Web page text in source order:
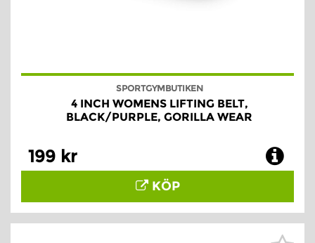
SPORTGYMBUTIKEN
4 INCH WOMENS LIFTING BELT,
BLACK/PURPLE, GORILLA WEAR
199 kr
KÖP